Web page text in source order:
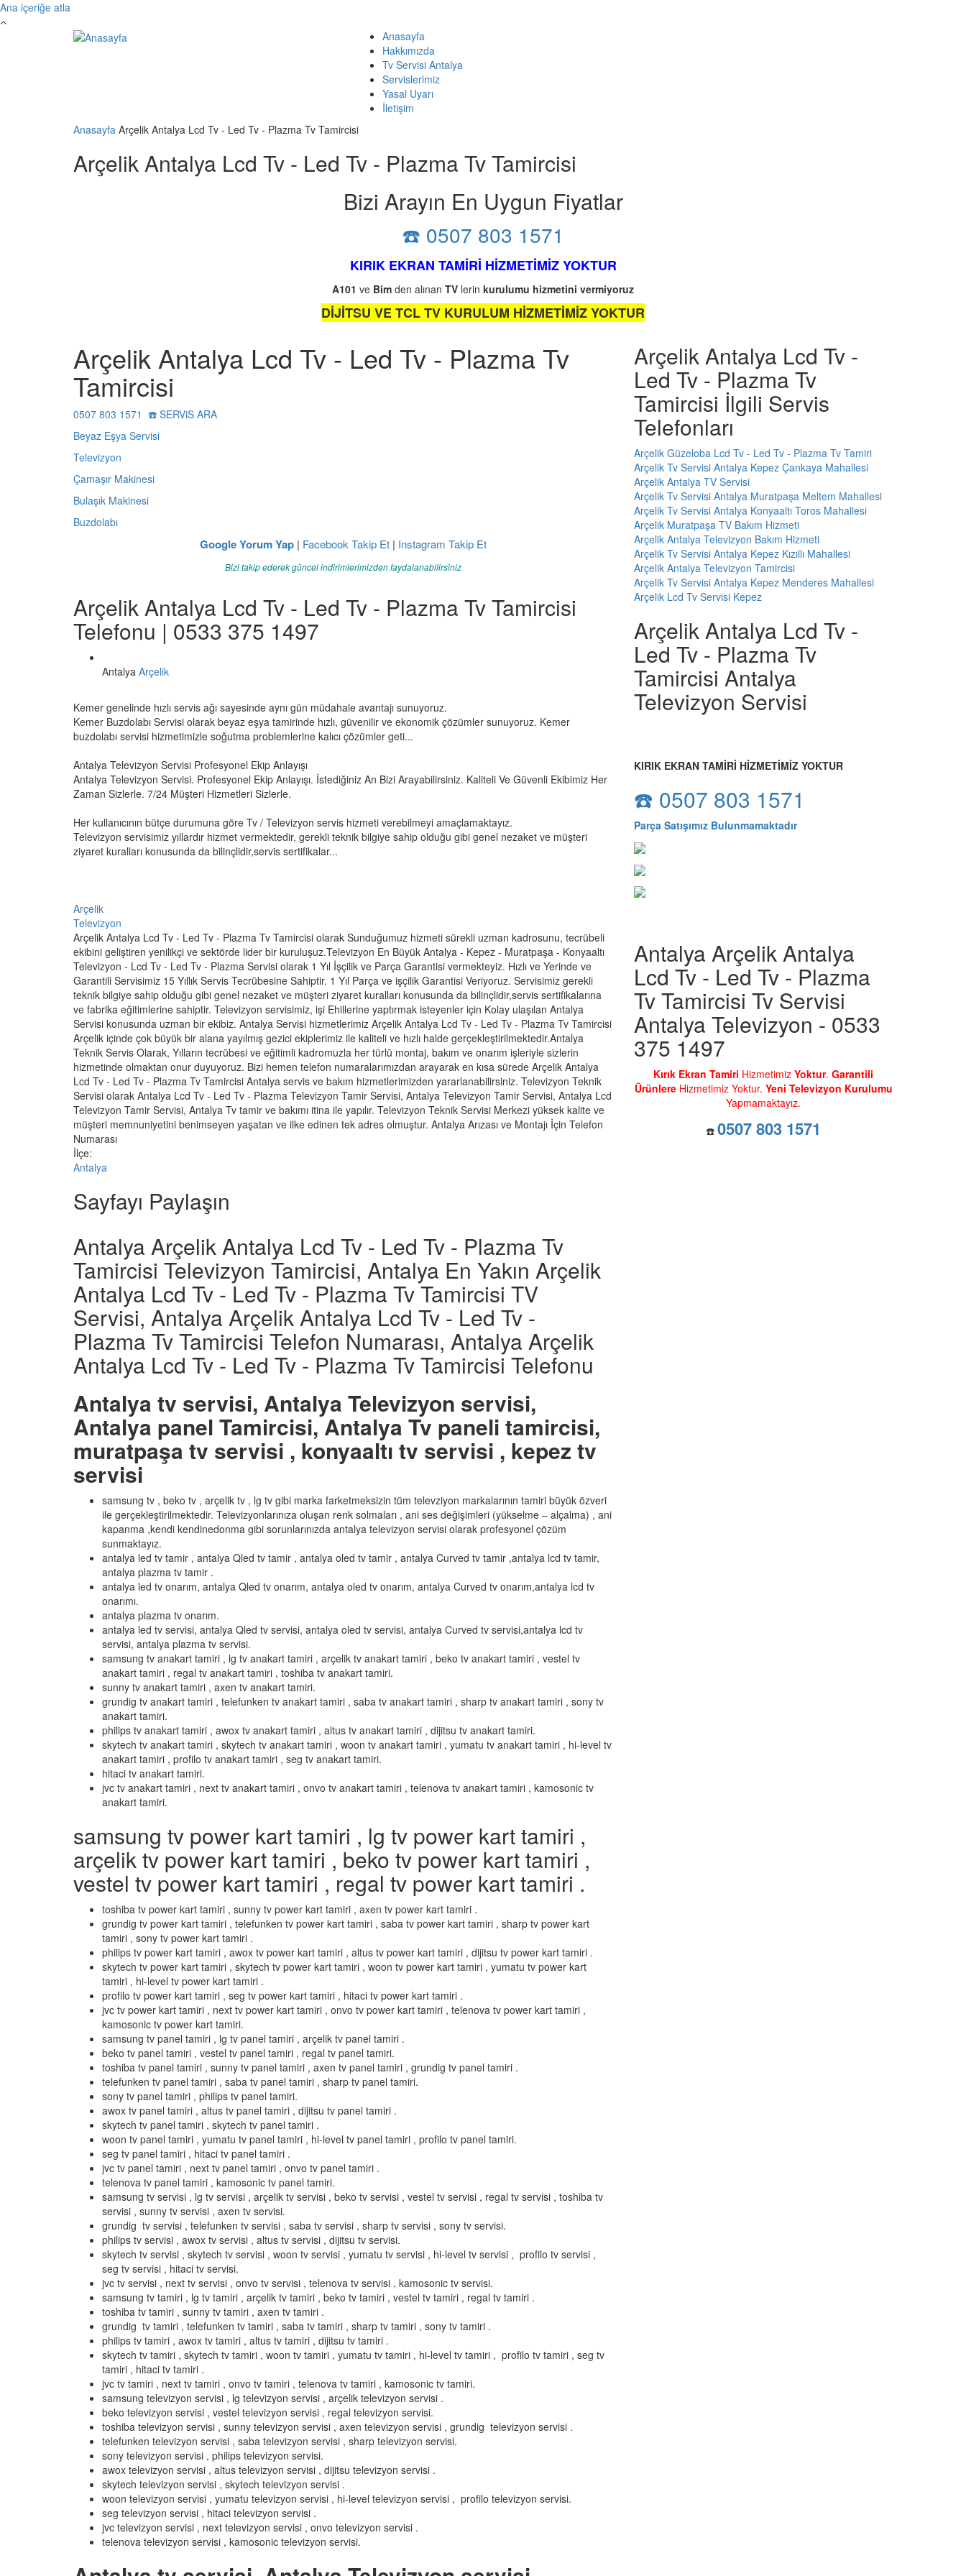
Ana içeriğe atla
Anasayfa
Hakkımızda
Tv Servisi Antalya
Servislerimiz
Yasal Uyarı
İletişim
Anasayfa Arçelik Antalya Lcd Tv - Led Tv - Plazma Tv Tamircisi
Arçelik Antalya Lcd Tv - Led Tv - Plazma Tv Tamircisi
Bizi Arayın En Uygun Fiyatlar
☎️ 0507 803 1571
KIRIK EKRAN TAMİRİ HİZMETİMİZ YOKTUR
A101 ve Bim den alınan TV lerin kurulumu hizmetini vermiyoruz
DİJİTSU VE TCL TV KURULUM HİZMETİMİZ YOKTUR
Arçelik Antalya Lcd Tv - Led Tv - Plazma Tv
Tamircisi
0507 803 1571 ☎️ SERViS ARA
Beyaz Eşya Servisi
Televizyon
Çamaşır Makinesi
Bulaşık Makinesi
Buzdolabı
Google Yorum Yap| Facebook Takip Et| Instagram Takip Et
Bizi takip ederek güncel indirimlerimizden faydalanabilirsiniz
Arçelik Antalya Lcd Tv - Led Tv - Plazma Tv Tamircisi
Telefonu | 0533 375 1497
Antalya Arçelik
Kemer genelinde hızlı servis ağı sayesinde aynı gün müdahale avantajı sunuyoruz.
Kemer Buzdolabı Servisi olarak beyaz eşya tamirinde hızlı, güvenilir ve ekonomik çözümler sunuyoruz. Kemer
buzdolabı servisi hizmetimizle soğutma problemlerine kalıcı çözümler geti...
Antalya Televizyon Servisi Profesyonel Ekip Anlayışı
Antalya Televizyon Servisi. Profesyonel Ekip Anlayışı. İstediğiniz An Bizi Arayabilirsiniz. Kaliteli Ve Güvenli Ekibimiz Her
Zaman Sizlerle. 7/24 Müşteri Hizmetleri Sizlerle.
Her kullanıcının bütçe durumuna göre Tv / Televizyon servis hizmeti verebilmeyi amaçlamaktayız.
Televizyon servisimiz yıllardır hizmet vermektedir, gerekli teknik bilgiye sahip olduğu gibi genel nezaket ve müşteri
ziyaret kuralları konusunda da bilinçlidir,servis sertifikalar...
Arçelik
Televizyon
Arçelik Antalya Lcd Tv - Led Tv - Plazma Tv Tamircisi olarak Sunduğumuz hizmeti sürekli uzman kadrosunu, tecrübeli
ekibini geliştiren yenilikçi ve sektörde lider bir kuruluşuz.Televizyon En Büyük Antalya - Kepez - Muratpaşa - Konyaaltı
Televizyon - Lcd Tv - Led Tv - Plazma Servisi olarak 1 Yıl İşçilik ve Parça Garantisi vermekteyiz. Hızlı ve Yerinde ve
Garantili Servisimiz 15 Yıllık Servis Tecrübesine Sahiptir. 1 Yıl Parça ve işçilik Garantisi Veriyoruz. Servisimiz gerekli
teknik bilgiye sahip olduğu gibi genel nezaket ve müşteri ziyaret kuralları konusunda da bilinçlidir,servis sertifikalarına
ve fabrika eğitimlerine sahiptir. Televizyon servisimiz, işi Ehillerine yaptırmak isteyenler için Kolay ulaşılan Antalya
Servisi konusunda uzman bir ekibiz. Antalya Servisi hizmetlerimiz Arçelik Antalya Lcd Tv - Led Tv - Plazma Tv Tamircisi
Arçelik içinde çok büyük bir alana yayılmış gezici ekiplerimiz ile kaliteli ve hızlı halde gerçekleştirilmektedir.Antalya
Teknik Servis Olarak, Yılların tecrübesi ve eğitimli kadromuzla her türlü montaj, bakım ve onarım işleriyle sizlerin
hizmetinde olmaktan onur duyuyoruz. Bizi hemen telefon numaralarımızdan arayarak en kısa sürede Arçelik Antalya
Lcd Tv - Led Tv - Plazma Tv Tamircisi Antalya servis ve bakım hizmetlerimizden yararlanabilirsiniz. Televizyon Teknik
Servisi olarak Antalya Lcd Tv - Led Tv - Plazma Televizyon Tamir Servisi, Antalya Televizyon Tamir Servisi, Antalya Lcd
Televizyon Tamir Servisi, Antalya Tv tamir ve bakımı itina ile yapılır. Televizyon Teknik Servisi Merkezi yüksek kalite ve
müşteri memnuniyetini benimseyen yaşatan ve ilke edinen tek adres olmuştur. Antalya Arızası ve Montajı İçin Telefon
Numarası
İlçe:
Antalya
Sayfayı Paylaşın
Antalya Arçelik Antalya Lcd Tv - Led Tv - Plazma Tv
Tamircisi Televizyon Tamircisi, Antalya En Yakın Arçelik
Antalya Lcd Tv - Led Tv - Plazma Tv Tamircisi TV
Servisi, Antalya Arçelik Antalya Lcd Tv - Led Tv -
Plazma Tv Tamircisi Telefon Numarası, Antalya Arçelik
Antalya Lcd Tv - Led Tv - Plazma Tv Tamircisi Telefonu
Antalya tv servisi, Antalya Televizyon servisi,
Antalya panel Tamircisi, Antalya Tv paneli tamircisi,
muratpaşa tv servisi , konyaaltı tv servisi , kepez tv
servisi
samsung tv , beko tv , arçelik tv , lg tv gibi marka farketmeksizin tüm televziyon markalarının tamiri büyük özveri
ile gerçekleştirilmektedir. Televizyonlarınıza oluşan renk solmaları , ani ses değişimleri (yükselme – alçalma) , ani
kapanma ,kendi kendinedonma gibi sorunlarınızda antalya televizyon servisi olarak profesyonel çözüm
sunmaktayız.
antalya led tv tamir , antalya Qled tv tamir , antalya oled tv tamir , antalya Curved tv tamir ,antalya lcd tv tamir,
antalya plazma tv tamir .
antalya led tv onarım, antalya Qled tv onarım, antalya oled tv onarım, antalya Curved tv onarım,antalya lcd tv
onarımı.
antalya plazma tv onarım.
antalya led tv servisi, antalya Qled tv servisi, antalya oled tv servisi, antalya Curved tv servisi,antalya lcd tv
servisi, antalya plazma tv servisi.
samsung tv anakart tamiri , lg tv anakart tamiri , arçelik tv anakart tamiri , beko tv anakart tamiri , vestel tv
anakart tamiri , regal tv anakart tamiri , toshiba tv anakart tamiri.
sunny tv anakart tamiri , axen tv anakart tamiri.
grundig tv anakart tamiri , telefunken tv anakart tamiri , saba tv anakart tamiri , sharp tv anakart tamiri , sony tv
anakart tamiri.
philips tv anakart tamiri , awox tv anakart tamiri , altus tv anakart tamiri , dijitsu tv anakart tamiri.
skytech tv anakart tamiri , skytech tv anakart tamiri , woon tv anakart tamiri , yumatu tv anakart tamiri , hi-level tv
anakart tamiri , profilo tv anakart tamiri , seg tv anakart tamiri.
hitaci tv anakart tamiri.
jvc tv anakart tamiri , next tv anakart tamiri , onvo tv anakart tamiri , telenova tv anakart tamiri , kamosonic tv
anakart tamiri.
samsung tv power kart tamiri , lg tv power kart tamiri ,
arçelik tv power kart tamiri , beko tv power kart tamiri ,
vestel tv power kart tamiri , regal tv power kart tamiri .
toshiba tv power kart tamiri , sunny tv power kart tamiri , axen tv power kart tamiri .
grundig tv power kart tamiri , telefunken tv power kart tamiri , saba tv power kart tamiri , sharp tv power kart
tamiri , sony tv power kart tamiri .
philips tv power kart tamiri , awox tv power kart tamiri , altus tv power kart tamiri , dijitsu tv power kart tamiri .
skytech tv power kart tamiri , skytech tv power kart tamiri , woon tv power kart tamiri , yumatu tv power kart
tamiri , hi-level tv power kart tamiri .
profilo tv power kart tamiri , seg tv power kart tamiri , hitaci tv power kart tamiri .
jvc tv power kart tamiri , next tv power kart tamiri , onvo tv power kart tamiri , telenova tv power kart tamiri ,
kamosonic tv power kart tamiri.
samsung tv panel tamiri , lg tv panel tamiri , arçelik tv panel tamiri .
beko tv panel tamiri , vestel tv panel tamiri , regal tv panel tamiri.
toshiba tv panel tamiri , sunny tv panel tamiri , axen tv panel tamiri , grundig tv panel tamiri .
telefunken tv panel tamiri , saba tv panel tamiri , sharp tv panel tamiri.
sony tv panel tamiri , philips tv panel tamiri.
awox tv panel tamiri , altus tv panel tamiri , dijitsu tv panel tamiri .
skytech tv panel tamiri , skytech tv panel tamiri .
woon tv panel tamiri , yumatu tv panel tamiri , hi-level tv panel tamiri , profilo tv panel tamiri.
seg tv panel tamiri , hitaci tv panel tamiri .
jvc tv panel tamiri , next tv panel tamiri , onvo tv panel tamiri .
telenova tv panel tamiri , kamosonic tv panel tamiri.
samsung tv servisi , lg tv servisi , arçelik tv servisi , beko tv servisi , vestel tv servisi , regal tv servisi , toshiba tv
servisi , sunny tv servisi , axen tv servisi.
grundig tv servisi , telefunken tv servisi , saba tv servisi , sharp tv servisi , sony tv servisi.
philips tv servisi , awox tv servisi , altus tv servisi , dijitsu tv servisi.
skytech tv servisi , skytech tv servisi , woon tv servisi , yumatu tv servisi , hi-level tv servisi , profilo tv servisi ,
seg tv servisi , hitaci tv servisi.
jvc tv servisi , next tv servisi , onvo tv servisi , telenova tv servisi , kamosonic tv servisi.
samsung tv tamiri , lg tv tamiri , arçelik tv tamiri , beko tv tamiri , vestel tv tamiri , regal tv tamiri .
toshiba tv tamiri , sunny tv tamiri , axen tv tamiri .
grundig tv tamiri , telefunken tv tamiri , saba tv tamiri , sharp tv tamiri , sony tv tamiri .
philips tv tamiri , awox tv tamiri , altus tv tamiri , dijitsu tv tamiri .
skytech tv tamiri , skytech tv tamiri , woon tv tamiri , yumatu tv tamiri , hi-level tv tamiri , profilo tv tamiri , seg tv
tamiri , hitaci tv tamiri .
jvc tv tamiri , next tv tamiri , onvo tv tamiri , telenova tv tamiri , kamosonic tv tamiri.
samsung televizyon servisi , lg televizyon servisi , arçelik televizyon servisi .
beko televizyon servisi , vestel televizyon servisi , regal televizyon servisi.
toshiba televizyon servisi , sunny televizyon servisi , axen televizyon servisi , grundig televizyon servisi .
telefunken televizyon servisi , saba televizyon servisi , sharp televizyon servisi.
sony televizyon servisi , philips televizyon servisi.
awox televizyon servisi , altus televizyon servisi , dijitsu televizyon servisi .
skytech televizyon servisi , skytech televizyon servisi .
woon televizyon servisi , yumatu televizyon servisi , hi-level televizyon servisi , profilo televizyon servisi.
seg televizyon servisi , hitaci televizyon servisi .
jvc televizyon servisi , next televizyon servisi , onvo televizyon servisi .
telenova televizyon servisi , kamosonic televizyon servisi.
Arçelik Antalya Lcd Tv -
Led Tv - Plazma Tv
Tamircisi İlgili Servis
Telefonları
Arçelik Güzeloba Lcd Tv - Led Tv - Plazma Tv Tamiri
Arçelik Tv Servisi Antalya Kepez Çankaya Mahallesi
Arçelik Antalya TV Servisi
Arçelik Tv Servisi Antalya Muratpaşa Meltem Mahallesi
Arçelik Tv Servisi Antalya Konyaaltı Toros Mahallesi
Arçelik Muratpaşa TV Bakım Hizmeti
Arçelik Antalya Televizyon Bakım Hizmeti
Arçelik Tv Servisi Antalya Kepez Kızıllı Mahallesi
Arçelik Antalya Televizyon Tamircisi
Arçelik Tv Servisi Antalya Kepez Menderes Mahallesi
Arçelik Lcd Tv Servisi Kepez
Arçelik Antalya Lcd Tv -
Led Tv - Plazma Tv
Tamircisi Antalya
Televizyon Servisi
KIRIK EKRAN TAMİRİ HİZMETİMİZ YOKTUR
☎️ 0507 803 1571
Parça Satışımız Bulunmamaktadır
Antalya Arçelik Antalya
Lcd Tv - Led Tv - Plazma
Tv Tamircisi Tv Servisi
Antalya Televizyon - 0533
375 1497
Kırık Ekran Tamiri Hizmetimiz Yoktur. Garantili
Ürünlere Hizmetimiz Yoktur. Yeni Televizyon Kurulumu
Yapmamaktayız.
☎️ 0507 803 1571